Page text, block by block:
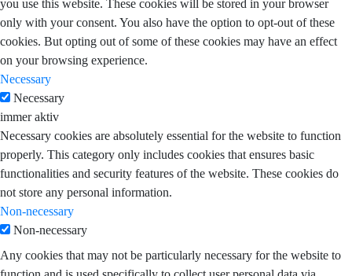
you use this website. These cookies will be stored in your browser
only with your consent. You also have the option to opt-out of these
cookies. But opting out of some of these cookies may have an effect
on your browsing experience.
Necessary
Necessary
immer aktiv
Necessary cookies are absolutely essential for the website to function
properly. This category only includes cookies that ensures basic
functionalities and security features of the website. These cookies do
not store any personal information.
Non-necessary
Non-necessary
Any cookies that may not be particularly necessary for the website to